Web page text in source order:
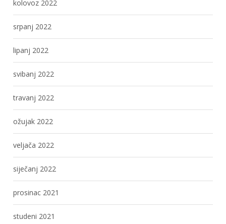
kolovoz 2022
srpanj 2022
lipanj 2022
svibanj 2022
travanj 2022
ožujak 2022
veljača 2022
siječanj 2022
prosinac 2021
studeni 2021